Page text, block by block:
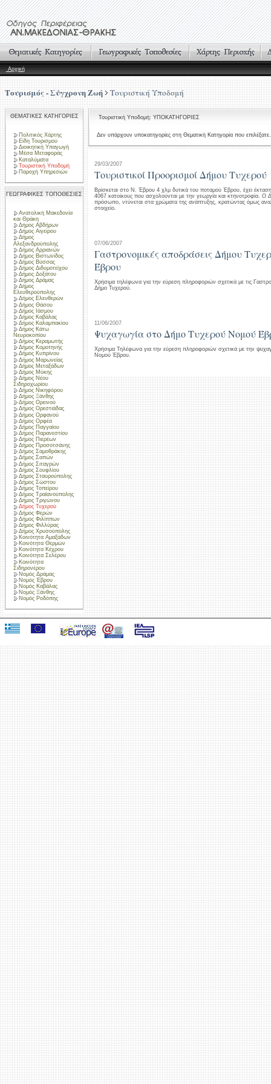
Αρχική
Τουρισμός - Σύγχρονη Ζωή Τουριστική Υποδομή
ΘΕΜΑΤΙΚΕΣ ΚΑΤΗΓΟΡΙΕΣ
Πολιτικός Χάρτης
Είδη Τουρισμού
Διοικητική Υπαγωγή
Μέσα Μεταφοράς
Καταλύματα
Τουριστική Υποδομή
Παροχή Υπηρεσιών
ΓΕΩΓΡΑΦΙΚΕΣ ΤΟΠΟΘΕΣΙΕΣ
Ανατολική Μακεδονία
και Θράκη
Δήμος Αβδήρων
Δήμος Αιγείρου
Δήμος
Αλεξανδρούπολης
Δήμος Αρριανών
Δήμος Βιστωνίδος
Δήμος Βύσσας
Δήμος Διδυμοτείχου
Δήμος Δοξάτου
Δήμος Δράμας
Δήμος
Ελευθερούπολης
Δήμος Ελευθερών
Δήμος Θάσου
Δήμος Ιάσμου
Δήμος Καβάλας
Δήμος Καλαμπακίου
Δήμος Κάτω
Νευροκοπίου
Δήμος Κεραμωτής
Δήμος Κομοτηνής
Δήμος Κυπρίνου
Δήμος Μαρωνείας
Δήμος Μεταξάδων
Δήμος Μύκης
Δήμος Νέου
Σιδηροχωρίου
Δήμος Νικηφόρου
Δήμος Ξάνθης
Δήμος Ορεινού
Δήμος Ορεστιάδας
Δήμος Ορφανού
Δήμος Ορφέα
Δήμος Παγγαίου
Δήμος Παρανεστίου
Δήμος Πιερέων
Δήμος Προσοτσάνης
Δήμος Σαμοθράκης
Δήμος Σαπών
Δήμος Σιταγρών
Δήμος Σουφλίου
Δήμος Σταυρούπολης
Δήμος Σώστου
Δήμος Τοπείρου
Δήμος Τραϊανούπολης
Δήμος Τριγώνου
Δήμος Τυχερού
Δήμος Φερών
Δήμος Φιλίππων
Δήμος Φιλλύρας
Δήμος Χρυσούπολης
Κοινότητα Αμαξάδων
Κοινότητα Θερμών
Κοινότητα Κέχρου
Κοινότητα Σελέρου
Κοινότητα
Σιδηρονέρου
Νομός Δράμας
Νομός Έβρου
Νομός Καβάλας
Νομός Ξάνθης
Νομός Ροδόπης
Τουριστική Υποδομή: ΥΠΟΚΑΤΗΓΟΡΙΕΣ
Δεν υπάρχουν υποκατηγορίες στη Θεματική Κατηγορία που επιλέξατε.
29/03/2007
Τουριστικοί Προορισμοί Δήμου Τυχερού
Βρίσκεται στο Ν. Έβρου 4 χλμ δυτικά του ποταμού Έβρου, έχει
4067 κατοίκους που ασχολούνται με την γεωργία και κτηνοτροφία. Ο
πρόσωπο, ντύνεται στα χρώματα της ανάπτυξης, κρατώντας όμως
στοιχείο.
07/06/2007
Γαστρονομικές αποδράσεις Δήμου
Έβρου
Χρήσιμα τηλέφωνα για την εύρεση πληροφοριών σχετικά με τις
Δήμο Τυχερού.
11/06/2007
Ψυχαγωγία στο Δήμο Τυχερού Νομού
Χρήσιμα Τηλέφωνα για την εύρεση πληροφοριών σχετικά με την
Νομού Έβρου.